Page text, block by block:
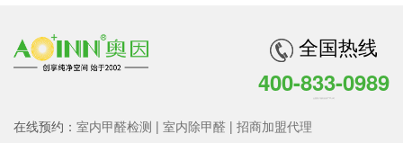
全国热线
400-833-0989
在线预约： 室内甲醛检测 | 室内除甲醛 | 招商加盟代理